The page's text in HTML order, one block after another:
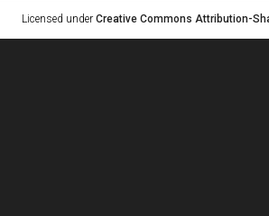
Licensed under Creative Commons Attribution-